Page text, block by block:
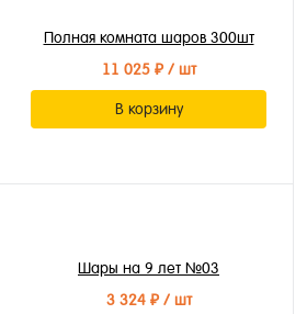
Полная комната шаров 300шт
11 025 ₽/ шт
В корзину
Шары на 9 лет №03
3 324 ₽/ шт